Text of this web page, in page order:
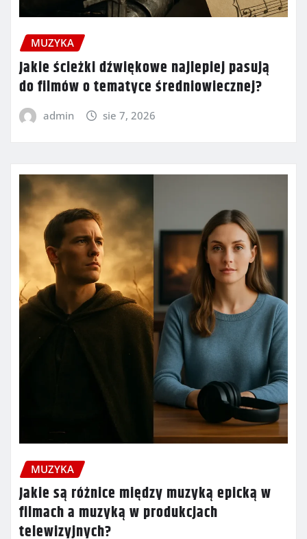
MUZYKA
Jakie ścieżki dźwiękowe najlepiej pasują
do filmów o tematyce średniowiecznej?
admin sie 7, 2026
MUZYKA
Jakie są różnice między muzyką epicką w
filmach a muzyką w produkcjach
telewizyjnych?